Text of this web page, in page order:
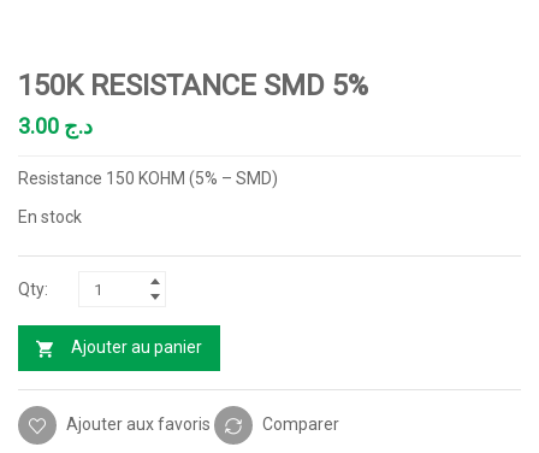
150K RESISTANCE SMD 5%
د.ج
Resistance 150 KOHM (5% – SMD)
En stock
Ajouter au panier
Ajouter aux favoris Comparer